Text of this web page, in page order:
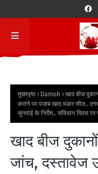
मुख्यपृष्ठ Damoh
खाद बीज
कराने पर पंजाब खाद भंडार सील..
सुनवाई के निर्देश.. संविधान दिवस
खाद बीज
जांच, दस्तावेज